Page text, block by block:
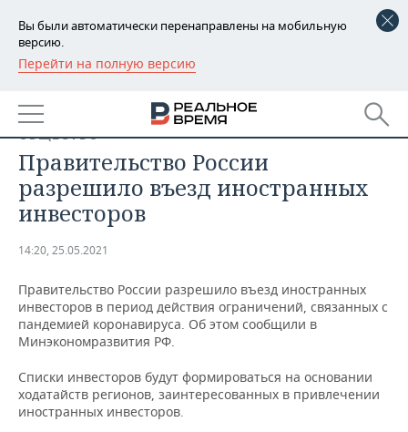
Вы были автоматически перенаправлены на мобильную
версию.
Перейти на полную версию
РЕГИОНЫ
БАШКОРТОСТАН
УДМУРТИЯ
НОВОСТИ
НОВОСТИ АНАЛИТИКИ
ДЕКЛАРАЦИИ О ДОХОДАХ
ВУЗЫ ТАТАРСТАНА
ТОРГОВЫЕ ЦЕНТРЫ
ТАТАРСТАНА
ЭКОНОМИКА
НОВОСТИ ЭКОНОМИКИ
БАНКИ
ИНВЕСТИЦИИ
ПРОМЫШЛЕННОСТИ
АГРОПРОМ
МАШИНОСТРОЕНИЕ
НЕФТЕХИМИЯ
НОВОСТИ НЕДВИЖИМОСТИ
АВТО
НОВОСТИ БИЗНЕСА
ТЕХНОЛОГИИ
ОБЩЕСТВО
Правительство России
разрешило въезд иностранных
инвесторов
14:20, 25.05.2021
Правительство России разрешило въезд иностранных
инвесторов в период действия ограничений, связанных с
пандемией коронавируса. Об этом сообщили в
Минэкономразвития РФ.
Списки инвесторов будут формироваться на основании
ходатайств регионов, заинтересованных в привлечении
иностранных инвесторов.